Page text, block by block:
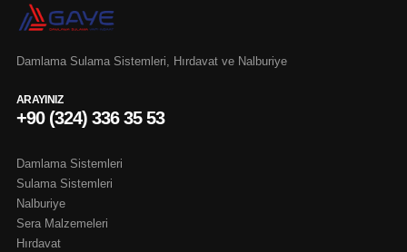
Damlama Sulama Sistemleri, Hırdavat ve Nalburiye
ARAYINIZ
+90 (324) 336 35 53
Damlama Sistemleri
Sulama Sistemleri
Nalburiye
Sera Malzemeleri
Hırdavat